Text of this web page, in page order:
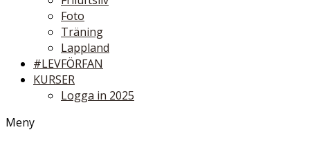
Foto
Träning
Lappland
#LEVFÖRFAN
KURSER
Logga in 2025
Meny